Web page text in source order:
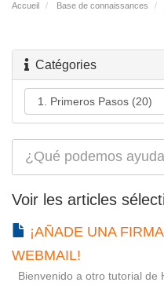
Accueil Base de connaissances
Catégories
Voir les articles
¡AÑADE UNA
WEBMAIL!
Bienvenido a otro tutorial de